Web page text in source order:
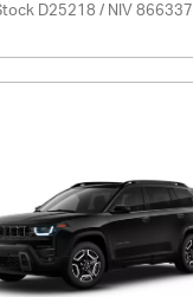
D25218 / NIV 866337